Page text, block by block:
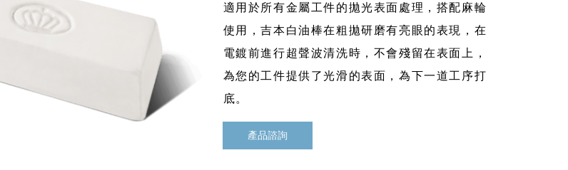
適用於所有金屬工件的拋光表面處理，搭配麻輪
使用，吉本白油棒在粗拋研磨有亮眼的表現，在
電鍍前進行超聲波清洗時，不會殘留在表面上，
為您的工件提供了光滑的表面，為下一道工序打
底。
產品諮詢